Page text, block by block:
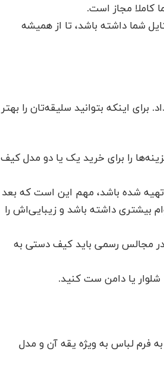
کاملا مجاز است.
شما داشته باشد، تا از همیشه
اینکه بتوانید سلیقه‌تان را بهتر
را برای خرید یک یا دو مدل کیف
شده باشد، مهم این است که بعد
بیشتری داشته باشد و زیبایی‌اش را
مجالس رسمی باید کیف دستی به
یا دامن ست کنید.
فرم لباس به ویژه یقه آن و مدل